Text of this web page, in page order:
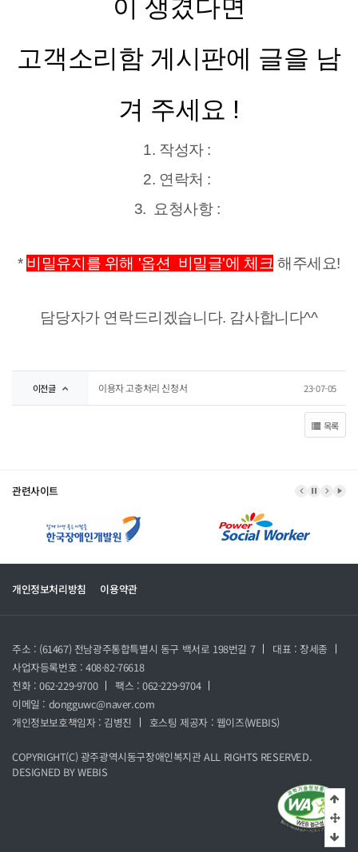
이 생겼다면
고객소리함 게시판에 글을 남
겨 주세요 !
1. 작성자 :
2. 연락처 :
3. 요청사항 :
* 비밀유지를 위해 '옵션 비밀글'에 체크 해주세요!
담당자가 연락드리겠습니다. 감사합니다^^
이전글 이용자 고충처리 신청서 23-07-05
목록
관련사이트 이전 배너
배너 정지
다음배
개인정보처리방침 이용약관
주소 : (61467) 전남광주통합특별시 동구 백서로 198번길 7
대표 : 장세종
사업자등록번호 : 408-82-76618
전화 : 062-229-9700
팩스 : 062-229-9704
이메일 : dongguwc@naver.com
개인정보보호책임자 : 김병진
호스팅 제공자 : 웹이즈(WEBIS)
COPYRIGHT(C) 광주광역시동구장애인복지관ALL RIGHTS RESERVED.
DESIGNED BYWEBIS
중